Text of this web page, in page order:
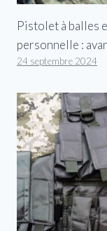
Pistolet à balles
personnelle :
24 septembre 2024